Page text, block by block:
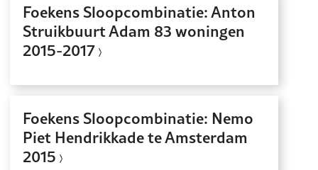
Foekens Sloopcombinatie: Anton
Struikbuurt Adam 83 woningen
2015-2017
Foekens Sloopcombinatie: Nemo
Piet Hendrikkade te Amsterdam
2015